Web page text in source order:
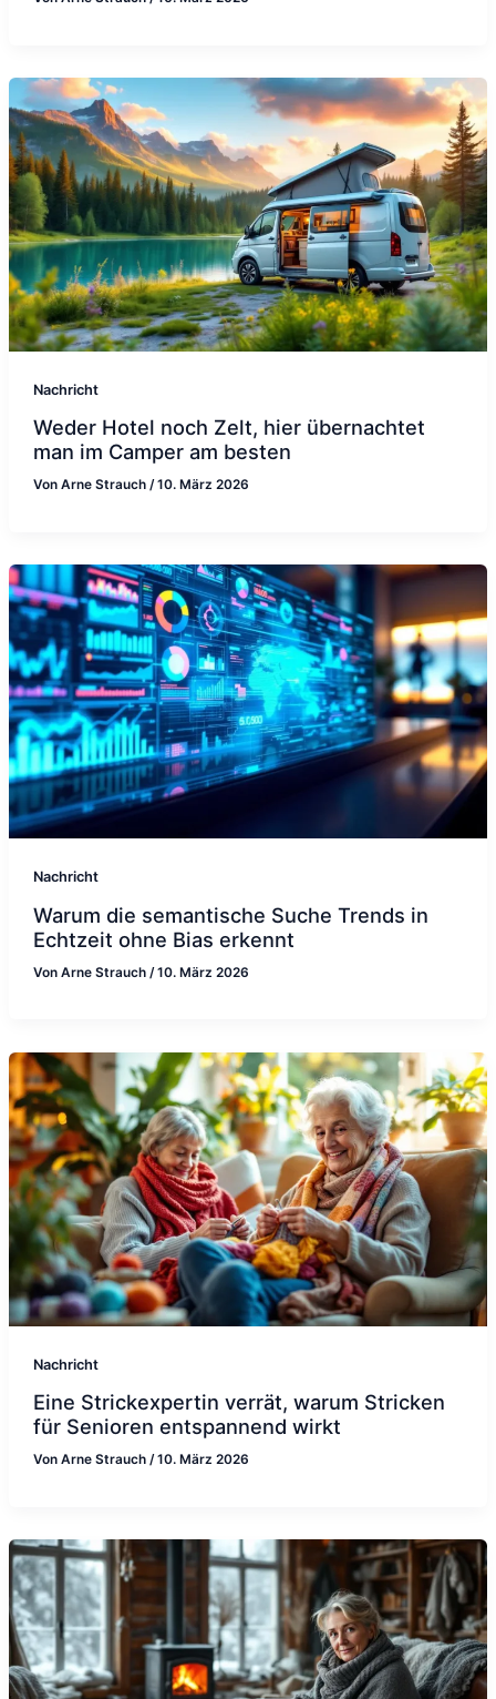
Nachricht
Weder Hotel noch Zelt, hier übernachtet
man im Camper am besten
Von Arne Strauch /10. März 2026
Nachricht
Warum die semantische Suche Trends in
Echtzeit ohne Bias erkennt
Von Arne Strauch /10. März 2026
Nachricht
Eine Strickexpertin verrät, warum Stricken
für Senioren entspannend wirkt
Von Arne Strauch /10. März 2026